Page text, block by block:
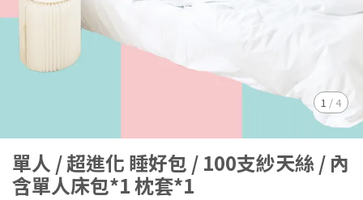
1 / 4
單人 / 超進化 睡好包 / 100支紗天絲 / 內
含單人床包*1 枕套*1